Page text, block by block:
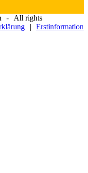
-
All rights
|
Erstinformation